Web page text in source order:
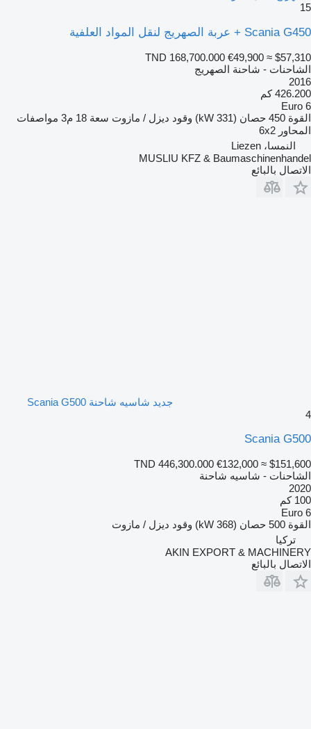
15
Scania G450 + عربة الصهريج لنقل المواد العلفية
TND 168,700.000 €49,900 ≈ $57,310
الشاحنات - شاحنة الصهريج
2016
426.200 كم
Euro 6
القوة 450 حصان (331 kW) وقود ديزل / مازوت سعة 18 م3
مواصفات
المحاور 6x2
النمسا، Liezen
MUSLIU KFZ & Baumaschinenhandel
الاتصال بالبائع
جديد شاسيه شاحنة Scania G500
4
Scania G500
TND 446,300.000 €132,000 ≈ $151,600
الشاحنات - شاسيه شاحنة
2020
100 كم
Euro 6
القوة 500 حصان (368 kW) وقود ديزل / مازوت
تركيا
AKIN EXPORT & MACHINERY
الاتصال بالبائع